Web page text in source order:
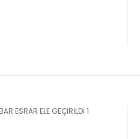
ESRAR ELE GEÇİRİLDİ 1